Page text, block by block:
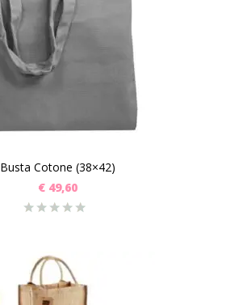
Busta Cotone (38×42)
€ 49,60